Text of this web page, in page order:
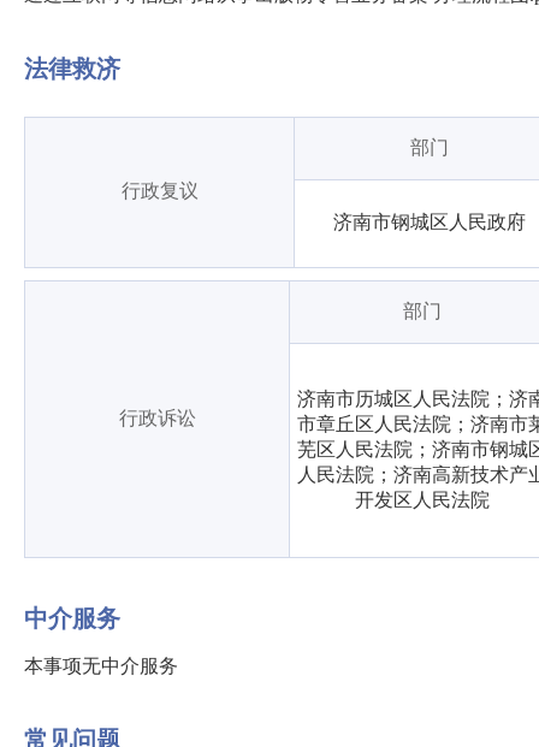
法律救济
行政复议
部门
济南市钢城区人民政府
行政诉讼
部门
济南市历城区人民法院；济
市章丘区人民法院；济南市
芜区人民法院；济南市钢城
人民法院；济南高新技术产
开发区人民法院
中介服务
本事项无中介服务
常见问题